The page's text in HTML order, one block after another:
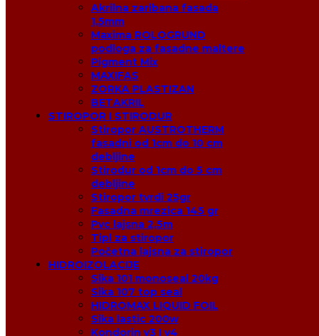
Akrilna zaribana fasada
1,5mm
Maxima ROLOGRUND
podloga za fasadne maltere
Pigment Mix
MAXIFAS
ZORKA PLASTIZAN
BETAKRIL
STIROPOR I STIRODUR
Stiropor AUSTROTHERM
fasadni od 1cm do 10 cm
debljine
Stirodur od 1cm do 5 cm
debljine
Stiropor tvrdi 25gr
Fasadna mrezica 145 gr
Pvc lajsna 2,5m
Tipl za stiropor
Početna lajsna za stiropor
HIDROIZOLACIJE
Sika 101 monoseal 20kg
Sika 107 top seal
HIDROMAX LIQUID FOIL
Sika lastic 200w
Kondorin v3 I v4